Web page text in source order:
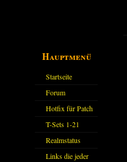
Hauptmenü
Startseite
Forum
Hotfix für Patch
11.X
T-Sets 1-21
Realmstatus
Links die jeder